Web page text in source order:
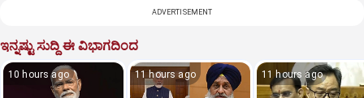
ADVERTISEMENT
ಇನ್ನಷ್ಟು ಸುದ್ದಿ ಈ ವಿಭಾಗದಿಂದ
10 hours ago 11 hours ago 11 hours ago